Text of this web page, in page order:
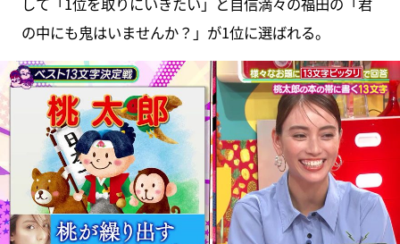
の中にも鬼はいませんか？」が1位に選ばれる。